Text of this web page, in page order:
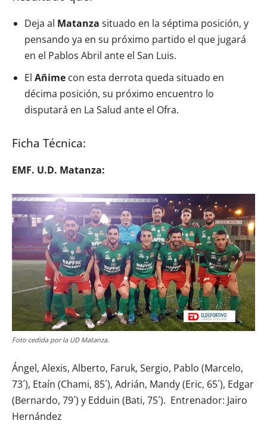
Deja al Matanza situado en la séptima posición, y
pensando ya en su próximo partido el que jugará
en el Pablos Abril ante el San Luis.
El Añime con esta derrota queda situado en
décima posición, su próximo encuentro lo
disputará en La Salud ante el Ofra.
Ficha Técnica:
EMF. U.D. Matanza:
Foto cedida por la UD Matanza.
Ángel, Alexis, Alberto, Faruk, Sergio, Pablo (Marcelo,
73´), Etaín (Chami, 85´), Adrián, Mandy (Eric, 65´), Edgar
(Bernardo, 79´) y Edduin (Bati, 75´). Entrenador: Jairo
Hernández